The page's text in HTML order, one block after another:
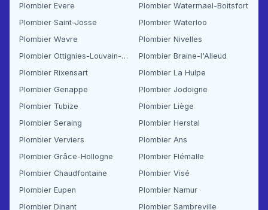
Plombier Evere
Plombier Watermael-Boitsfort
Plombier Saint-Josse
Plombier Waterloo
Plombier Wavre
Plombier Nivelles
Plombier Ottignies-Louvain-la-Neuve
Plombier Braine-l'Alleud
Plombier Rixensart
Plombier La Hulpe
Plombier Genappe
Plombier Jodoigne
Plombier Tubize
Plombier Liège
Plombier Seraing
Plombier Herstal
Plombier Verviers
Plombier Ans
Plombier Grâce-Hollogne
Plombier Flémalle
Plombier Chaudfontaine
Plombier Visé
Plombier Eupen
Plombier Namur
Plombier Dinant
Plombier Sambreville